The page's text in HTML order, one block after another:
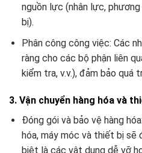
nguồn lực (nhân lực,
bị).
Phân công công việc: Các
ràng cho các bộ phận liên
kiểm tra, v.v.), đảm bảo quá
3. Vận chuyển hàng hóa và
Đóng gói và bảo vệ hàng
hóa, máy móc và thiết bị
biệt là các vật dụng dễ vỡ